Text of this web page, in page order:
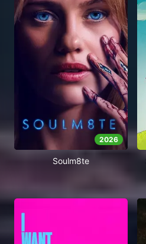
2026
Soulm8te